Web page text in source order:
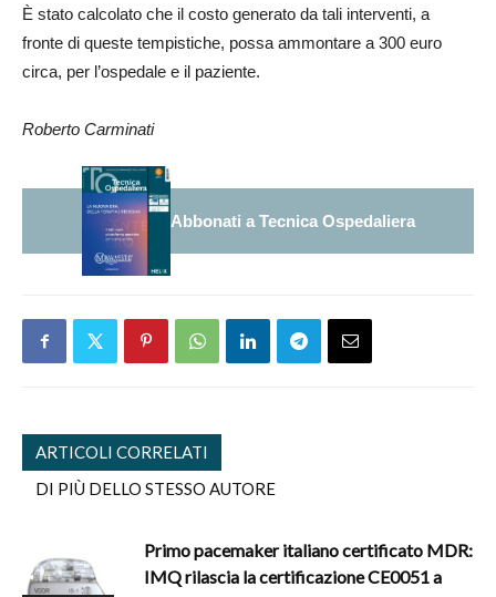
È stato calcolato che il costo generato da tali interventi, a
fronte di queste tempistiche, possa ammontare a 300 euro
circa, per l’ospedale e il paziente.
Roberto Carminati
Abbonati a Tecnica Ospedaliera
ARTICOLI CORRELATI
DI PIÙ DELLO STESSO AUTORE
Primo pacemaker italiano certificato MDR:
IMQ rilascia la certificazione CE0051 a